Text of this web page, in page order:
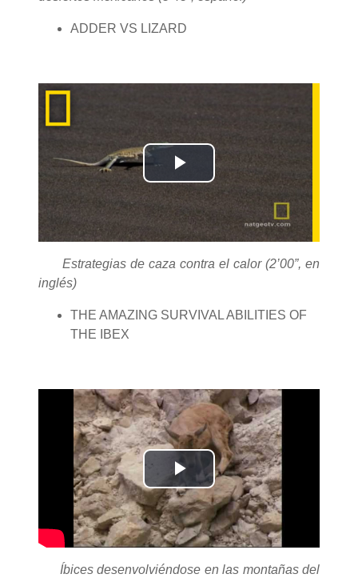
ADDER VS LIZARD
Reproducir
Vídeo
Estrategias de caza contra el calor (2’00”, en
inglés)
THE AMAZING SURVIVAL ABILITIES OF
THE IBEX
Reproducir
Vídeo
Íbices desenvolviéndose en las montañas del